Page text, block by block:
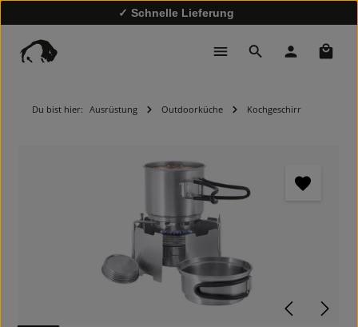
✓ Schnelle Lieferung
Du bist hier: Ausrüstung Outdoorküche Kochgeschirr